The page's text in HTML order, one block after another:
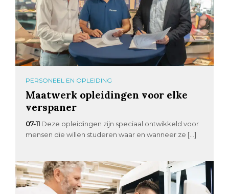
PERSONEEL EN OPLEIDING
Maatwerk opleidingen voor elke
verspaner
07-11 Deze opleidingen zijn speciaal ontwikkeld voor
mensen die willen studeren waar en wanneer ze […]